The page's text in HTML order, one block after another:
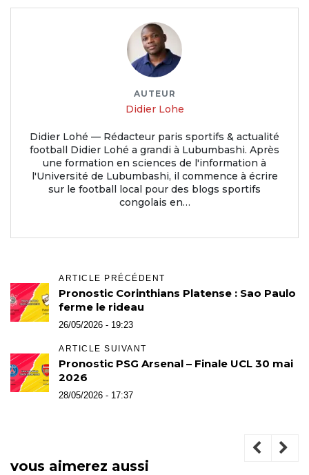
AUTEUR
Didier Lohe
Didier Lohé — Rédacteur paris sportifs & actualité
football Didier Lohé a grandi à Lubumbashi. Après
une formation en sciences de l'information à
l'Université de Lubumbashi, il commence à écrire
sur le football local pour des blogs sportifs
congolais en…
ARTICLE PRÉCÉDENT
Pronostic Corinthians Platense : Sao Paulo
ferme le rideau
26/05/2026 - 19:23
ARTICLE SUIVANT
Pronostic PSG Arsenal – Finale UCL 30 mai
2026
28/05/2026 - 17:37
vous aimerez aussi